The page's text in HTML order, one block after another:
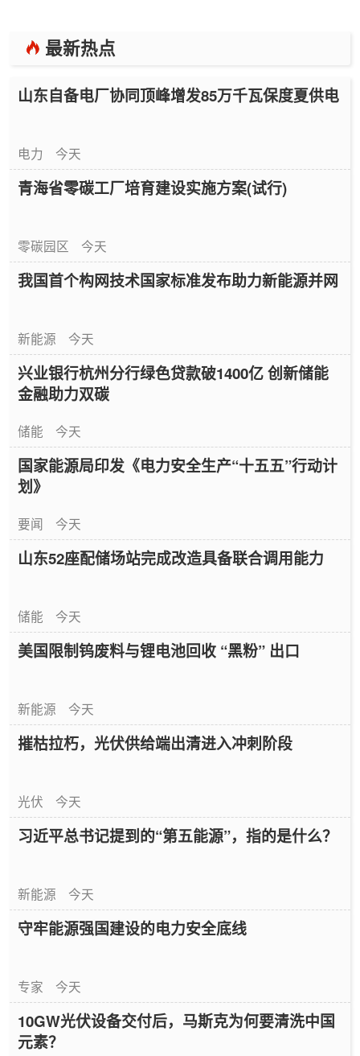
最新热点
山东自备电厂协同顶峰增发85万千瓦保度夏供电
电力 今天
青海省零碳工厂培育建设实施方案(试行)
零碳园区 今天
我国首个构网技术国家标准发布助力新能源并网
新能源 今天
兴业银行杭州分行绿色贷款破1400亿 创新储能
金融助力双碳
储能 今天
国家能源局印发《电力安全生产“十五五”行动计
划》
要闻 今天
山东52座配储场站完成改造具备联合调用能力
储能 今天
美国限制钨废料与锂电池回收 “黑粉” 出口
新能源 今天
摧枯拉朽，光伏供给端出清进入冲刺阶段
光伏 今天
习近平总书记提到的“第五能源”，指的是什么？
新能源 今天
守牢能源强国建设的电力安全底线
专家 今天
10GW光伏设备交付后，马斯克为何要清洗中国
元素？